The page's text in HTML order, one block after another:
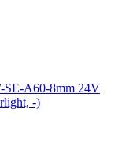
SE-A60-8mm 24V
-)